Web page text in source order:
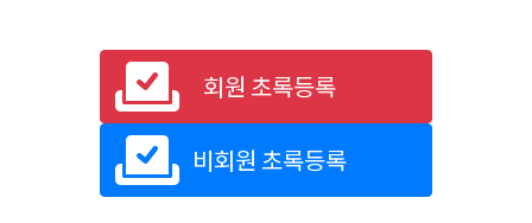
회원 초록등록
비회원 초록등록